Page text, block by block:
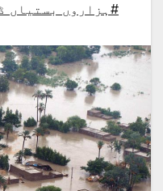
#ہزاروں بستیاں